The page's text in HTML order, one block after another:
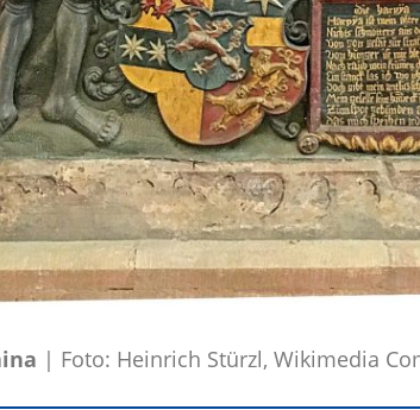
| Foto: Heinrich Stürzl, Wikimedia